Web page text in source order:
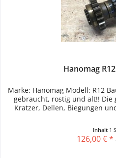
Hanomag
Marke: Hanomag Modell: R12
gebraucht, rostig und alt!! Die
Kratzer, Dellen, Biegungen
Inhalt 1
126,00 € *